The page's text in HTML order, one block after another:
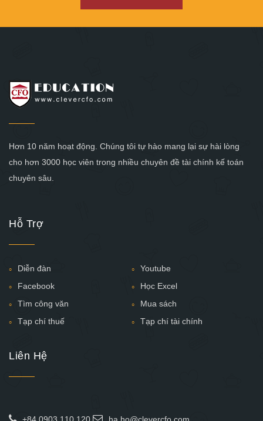
Hơn 10 năm hoạt động. Chúng tôi tự hào mang lại sự hài lòng
cho hơn 3000 học viên trong nhiều chuyên đề tài chính kế toán
chuyên sâu.
Hỗ Trợ
Diễn đàn
Youtube
Facebook
Học Excel
Tìm công văn
Mua sách
Tạp chí thuế
Tạp chí tài chính
Liên Hệ
+84 0903.110.120 ha.ho@clevercfo.com